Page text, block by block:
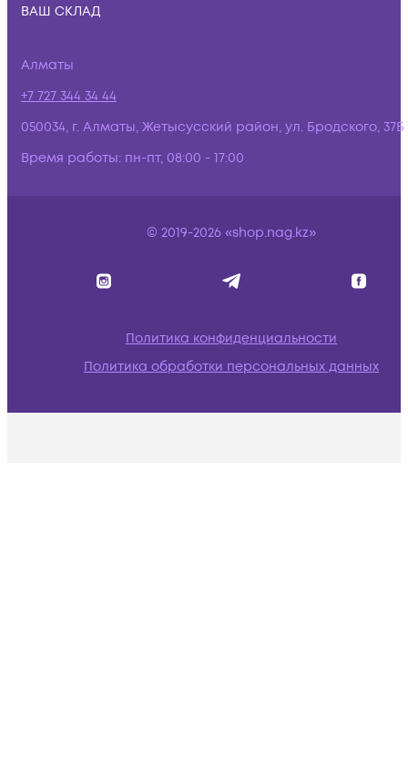
ВАШ СКЛАД
Алматы
+7 727 344 34 44
050034, г. Алматы, Жетысусский район, ул. Бродского, 37Б
Время работы: пн-пт, 08:00 - 17:00
© 2019-2026 «shop.nag.kz»
Политика конфиденциальности
Политика обработки персональных данных